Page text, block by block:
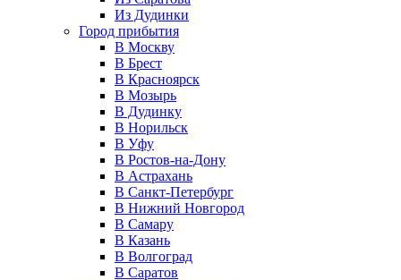
Из Дудинки
Город прибытия
В Москву
В Брест
В Красноярск
В Мозырь
В Дудинку
В Норильск
В Уфу
В Ростов-на-Дону
В Астрахань
В Санкт-Петербург
В Нижний Новгород
В Самару
В Казань
В Волгоград
В Саратов